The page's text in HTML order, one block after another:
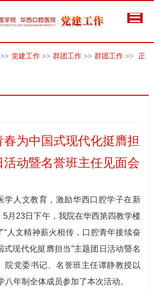
>> 党建工作 >> 群团工作 >> 群团工作 >>
正
春为中国式现代化挺膺担
活动暨名誉班主任见面会
学人文教育，激励华西口腔学子在新
5月23日下午，我院在华西第四教学楼
“人文精神薪火相传，口腔青年接续奋
现代化挺膺担当”主题团日活动暨名
院党委书记、名誉班主任谭静教授以
八年制全体成员参加了本次活动。